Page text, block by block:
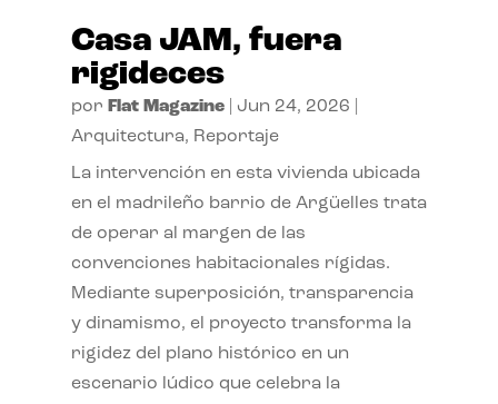
Casa JAM, fuera
rigideces
por Flat Magazine| Jun 24, 2026
Arquitectura, Reportaje
La intervención en esta vivienda ubicada
en el madrileño barrio de Argüelles trata
de operar al margen de las
convenciones habitacionales rígidas.
Mediante superposición, transparencia
y dinamismo, el proyecto transforma la
rigidez del plano histórico en un
escenario lúdico que celebra la